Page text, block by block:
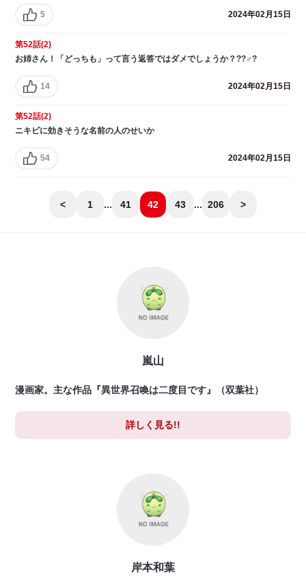
5 2024年02月15日
第52話(2)
お姉さん！「どっちも」って言う返答ではダメでしょうか？??♂?
14 2024年02月15日
第52話(2)
ニキビに効きそうな名前の人のせいか
54 2024年02月15日
< 1 ... 41 42 43 ... 206 >
嵐山
漫画家。主な作品『異世界召喚は二度目です』（双葉社）
詳しく見る!!
岸本和葉